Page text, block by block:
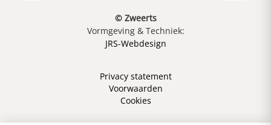
© Zweerts
Vormgeving & Techniek:
JRS-Webdesign
Privacy statement
Voorwaarden
Cookies